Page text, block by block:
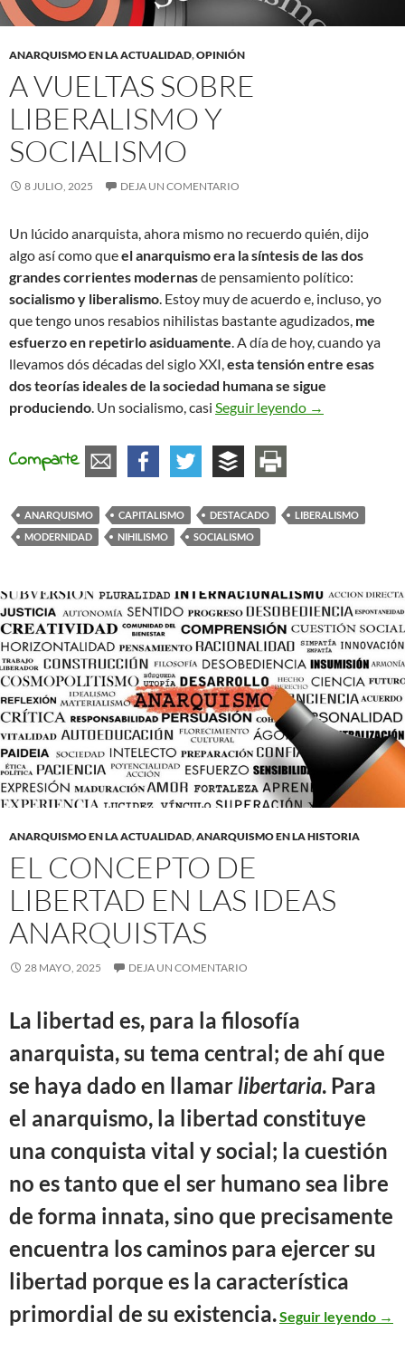
ANARQUISMO EN LA ACTUALIDAD,OPINIÓN
A VUELTAS SOBRE
LIBERALISMO Y
SOCIALISMO
8 JULIO, 2025 DEJA UN COMENTARIO
Un lúcido anarquista, ahora mismo no recuerdo quién, dijo
algo así como queel anarquismo era la síntesis de las dos
grandes corrientes modernasde pensamiento político:
socialismo y liberalismo. Estoy muy de acuerdo e, incluso, yo
que tengo unos resabios nihilistas bastante agudizados, me
esfuerzo en repetirlo asiduamente. A día de hoy, cuando ya
llevamos dós décadas del siglo XXI,esta tensión entre esas
dos teorías ideales de la sociedad humana se sigue
produciendo. Un socialismo, casi Seguir leyendo A vueltas
→
Comparte
ANARQUISMO CAPITALISMO DESTACADO
LIBERALISMO
MODERNIDAD
NIHILISMO SOCIALISMO
ANARQUISMO EN LA ACTUALIDAD,ANARQUISMO EN LA HISTORIA
EL CONCEPTO DE
LIBERTAD EN LAS IDEAS
ANARQUISTAS
28 MAYO, 2025 DEJA UN COMENTARIO
La libertad es, para la filosofía
anarquista, su tema central; de ahí que
se haya dado en llamar libertaria. Para
el anarquismo, la libertad constituye
una conquista vital y social; la cuestión
no es tanto que el ser humano sea libre
de forma innata, sino que precisamente
encuentra los caminos para ejercer su
libertad porque es la característica
primordial de su existencia.Seguir leyendo →